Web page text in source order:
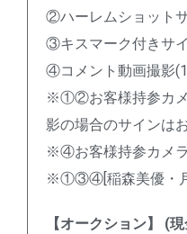
②ハーレムショット
③キスマーク付きサ
④コメント動画撮影
※①②お客様持参カメ
影の場合のサインは
※④お客様持参カメラ
※①③④[稲森美優・月
【オークション】 (